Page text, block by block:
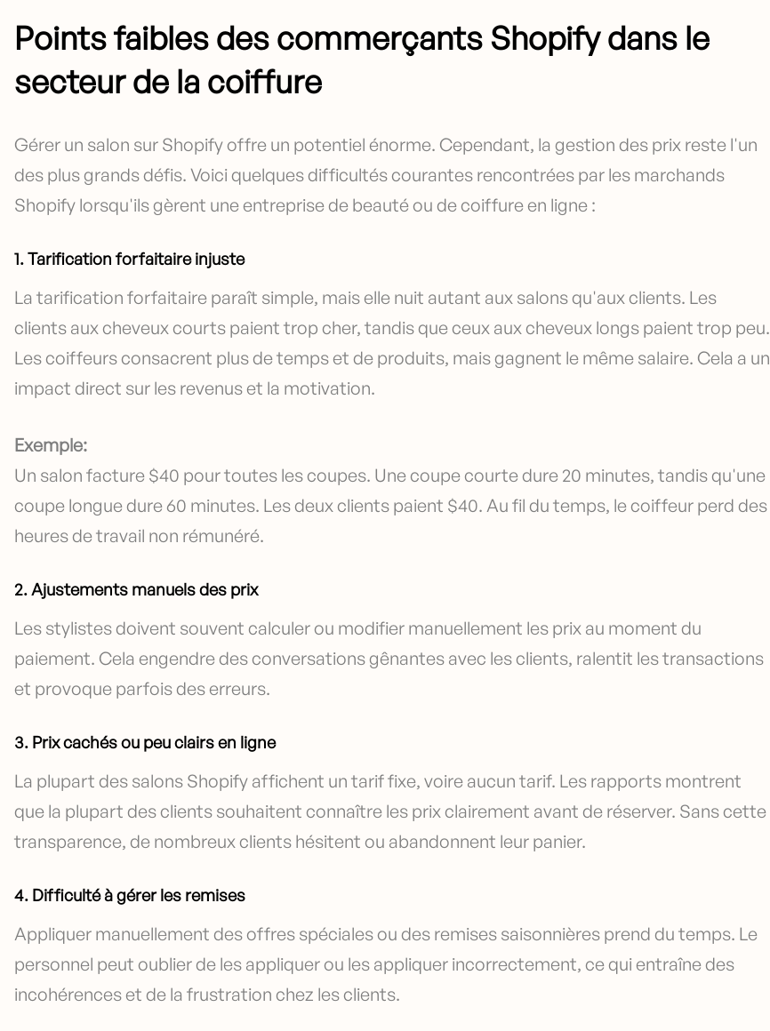
Points faibles des commerçants Shopify dans le
secteur de la coiffure
Gérer un salon sur Shopify offre un potentiel énorme. Cependant, la gestion des prix reste l'un
des plus grands défis. Voici quelques difficultés courantes rencontrées par les marchands
Shopify lorsqu'ils gèrent une entreprise de beauté ou de coiffure en ligne :
1. Tarification forfaitaire injuste
La tarification forfaitaire paraît simple, mais elle nuit autant aux salons qu'aux clients. Les
clients aux cheveux courts paient trop cher, tandis que ceux aux cheveux longs paient trop peu.
Les coiffeurs consacrent plus de temps et de produits, mais gagnent le même salaire. Cela a un
impact direct sur les revenus et la motivation.
Exemple:
Un salon facture $40 pour toutes les coupes. Une coupe courte dure 20 minutes, tandis qu'une
coupe longue dure 60 minutes. Les deux clients paient $40. Au fil du temps, le coiffeur perd des
heures de travail non rémunéré.
2. Ajustements manuels des prix
Les stylistes doivent souvent calculer ou modifier manuellement les prix au moment du
paiement. Cela engendre des conversations gênantes avec les clients, ralentit les transactions
et provoque parfois des erreurs.
3. Prix cachés ou peu clairs en ligne
La plupart des salons Shopify affichent un tarif fixe, voire aucun tarif. Les rapports montrent
que la plupart des clients souhaitent connaître les prix clairement avant de réserver. Sans cette
transparence, de nombreux clients hésitent ou abandonnent leur panier.
4. Difficulté à gérer les remises
Appliquer manuellement des offres spéciales ou des remises saisonnières prend du temps. Le
personnel peut oublier de les appliquer ou les appliquer incorrectement, ce qui entraîne des
incohérences et de la frustration chez les clients.